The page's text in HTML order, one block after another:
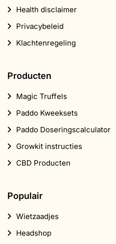
Health disclaimer
Privacybeleid
Klachtenregeling
Producten
Magic Truffels
Paddo Kweeksets
Paddo Doseringscalculator
Growkit instructies
CBD Producten
Populair
Wietzaadjes
Headshop